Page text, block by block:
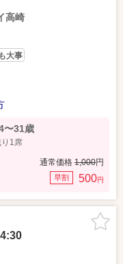
高崎
大事
〜31歳
1席
通常価格 1,000円
早割 500円